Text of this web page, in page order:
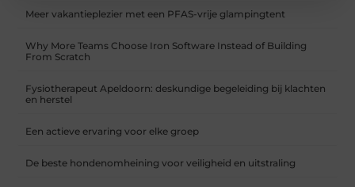
Meer vakantieplezier met een PFAS-vrije glampingtent
Why More Teams Choose Iron Software Instead of Building
From Scratch
Fysiotherapeut Apeldoorn: deskundige begeleiding bij klachten
en herstel
Een actieve ervaring voor elke groep
De beste hondenomheining voor veiligheid en uitstraling